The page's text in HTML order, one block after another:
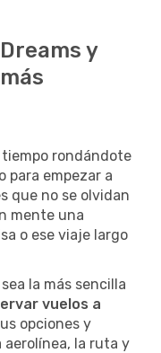
y
rondándote
para empezar a
que no se olvidan
mente una
o ese viaje largo
la más sencilla
vuelos a
opciones y
aerolínea, la ruta y